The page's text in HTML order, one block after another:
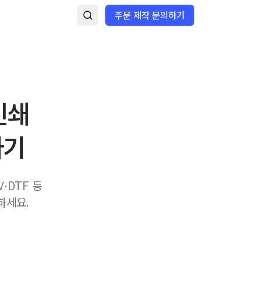
주문 제작 문의하기
쇄
등
세요.